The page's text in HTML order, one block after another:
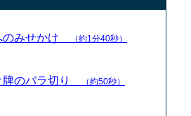
のみせかけ （約1分40秒）
牌のバラ切り （約50秒）